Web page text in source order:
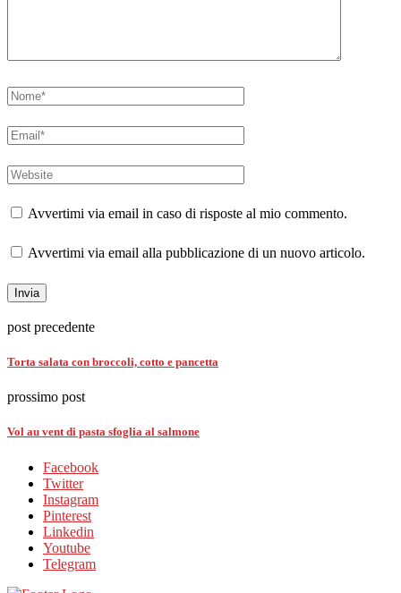
Avvertimi via email in caso di risposte al mio commento.
Avvertimi via email alla pubblicazione di un nuovo articolo.
post precedente
Torta salata con broccoli, cotto e pancetta
prossimo post
Vol au vent di pasta sfoglia al salmone
Facebook
Twitter
Instagram
Pinterest
Linkedin
Youtube
Telegram